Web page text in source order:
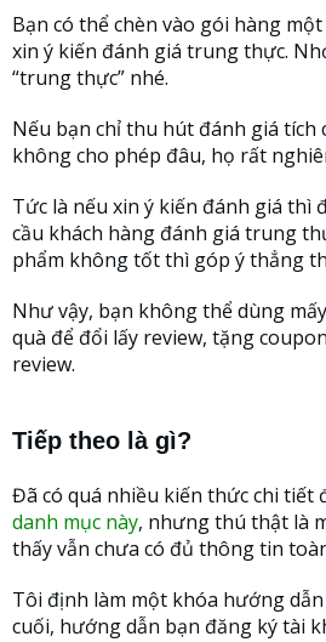
Bạn có thể chèn vào gói hàng
xin ý kiến đánh giá trung thực.
“trung thực” nhé.
Nếu bạn chỉ thu hút đánh giá tích
không cho phép đâu, họ rất
Tức là nếu xin ý kiến đánh giá thì
cầu khách hàng đánh giá trung
phẩm không tốt thì góp ý thẳng
Như vậy, bạn không thể dùng
quà để đổi lấy review, tặng
review.
Tiếp theo là gì?
Đã có quá nhiều kiến thức chi tiết
danh mục này, nhưng thú thật là
thấy vẫn chưa có đủ thông tin
Tôi định làm một khóa hướng
cuối, hướng dẫn bạn đăng ký tài